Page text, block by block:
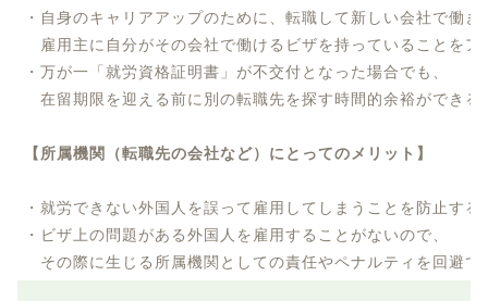
・自身のキャリアアップのために、転職して新しい会社で働き
雇用主に自分がその会社で働けるビザを持っていることをア
・万が一「就労資格証明書」が不交付となった場合でも、
在留期限を迎える前に別の転職先を探す時間的余裕ができる
【所属機関（転職先の会社など）にとってのメリット】
・就労できない外国人を誤って雇用してしまうことを防止する
・ビザ上の問題がある外国人を雇用することがないので、
その際に生じる所属機関としての責任やペナルティを回避で